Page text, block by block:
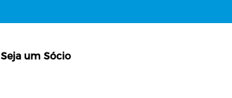
Seja um Sócio